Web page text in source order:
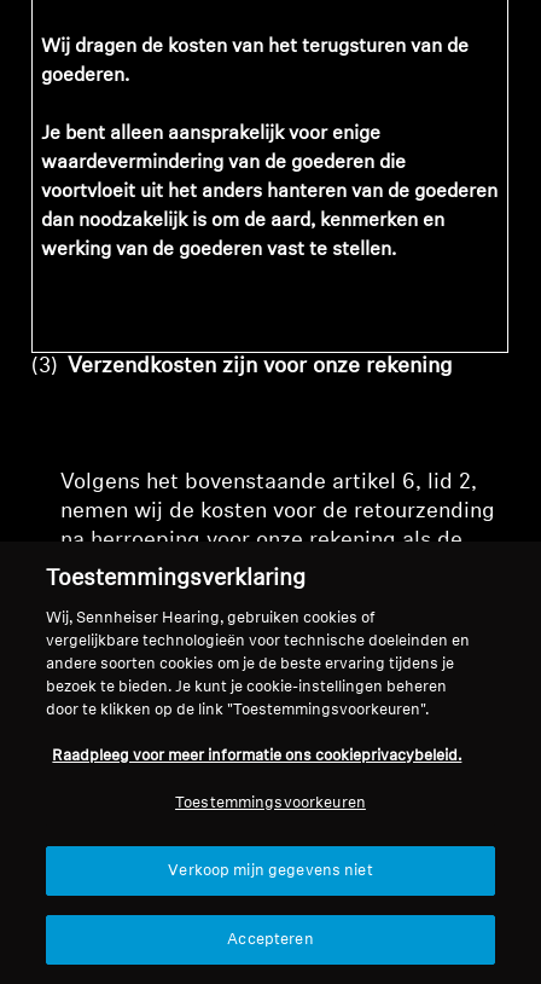
Wij dragen de kosten van het terugsturen van de
goederen.
Je bent alleen aansprakelijk voor enige
waardevermindering van de goederen die
voortvloeit uit het anders hanteren van de goederen
dan noodzakelijk is om de aard, kenmerken en
werking van de goederen vast te stellen.
(3) Verzendkosten zijn voor onze rekening
Volgens het bovenstaande artikel 6, lid 2,
nemen wij de kosten voor de retourzending
na herroeping voor onze rekening als de
klant het gratis retourlabel gebruikt. De
via ons retourportaal.
(4) Geen herroepingsrecht
Let op: het wettelijke herroepingsrecht is
bijzonder is het herroepingsrecht niet van
de levering van goederen die niet
Toestemmingsverklaring
Wij, Sennheiser Hearing, gebruiken cookies of
vergelijkbare technologieën voor technische doeleinden en
andere soorten cookies om je de beste ervaring tijdens je
bezoek te bieden. Je kunt je cookie-instellingen beheren
door te klikken op de link "Toestemmingsvoorkeuren".
Raadpleeg voor meer informatie ons cookieprivacybeleid.
Toestemmingsvoorkeuren
Verkoop mijn gegevens niet
Accepteren